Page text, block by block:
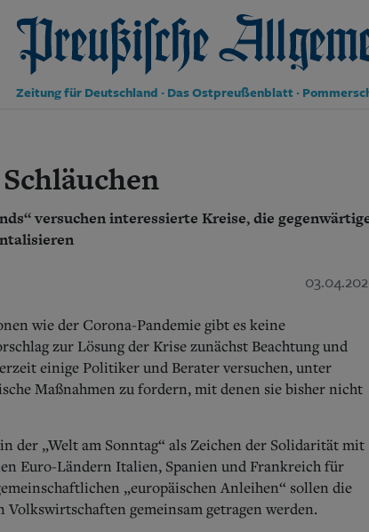
Preußische Allgemeine Zeitung
Zeitung für Deutschland · Das Ostpreußenblatt ·
Gesellschaft
Berlin-Brandenburg
Schlesien
Danzig und Westpreußen
Bücher
versuchen interessierte Kreise, die
wie der Corona-Pandemie gibt es keine
zur Lösung der Krise zunächst Beachtung und
einige Politiker und Berater versuchen, unter
Maßnahmen zu fordern, mit denen sie bisher nicht
der „Welt am Sonntag“ als Zeichen der Solidarität mit
Euro-Ländern Italien, Spanien und Frankreich für
„europäischen Anleihen“ sollen die
Volkswirtschaften gemeinsam getragen werden.